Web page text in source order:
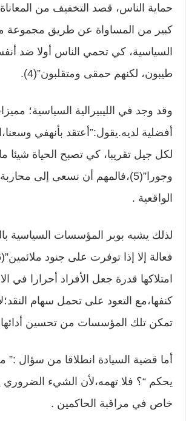
حماية الناس، قصد التخفيف من
كبير من المساواة عن طريق
السياسية، كي تحمي الناس أولا ضد
طيبون، لكنهم حمقى ومتقلبون”(4).
وقد وجد في الليبيرالية السياسية؛
أفضلية لديه.يقول:”أعتقد بأنهفي
لكل جيل تقريبا، كي تصبح الحياة شيئا
وجورا”(5)،فالمهم أن نسعى إلى
الواقعية .
لذلك يشبه بوبر المؤسسات السياسية
امتلاكها قدرة جعل الأفراد أحرارا في
كنفها،مع التعود على تحمل سهام
تمكن تلك المؤسسات من تحسين
أما قضية السيادة انطلاقا من سؤال
يحكم “؟ فلا تهمه،لأن الشيء
خاص في مراقبة الحاكمين .